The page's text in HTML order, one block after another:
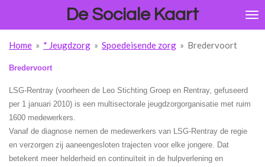
de
hoofdinhoud
De Sociale Kaart
Home » * Jeugdzorg » Spoedeisende zorg » Bredervoort
Bredervoort
LSG-Rentray (voorheen de Leo Stichting Groep en Rentray, gefuseerd
per 1 januari 2010) is een multisectorale jeugdzorgorganisatie met ruim
1600 medewerkers.
Vanaf de diagnose nemen de medewerkers van LSG-Rentray de regie
en verzorgen zij aaneengesloten trajecten voor elke jongere. Dat
betekent meer helderheid en continuïteit in de hulpverlening en